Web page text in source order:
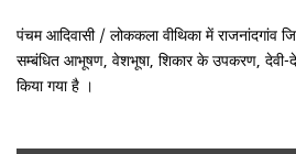
पंचम आदिवासी / लोककला वीथिका में राजनांदगांव
सम्बंधित आभूषण, वेशभूषा, शिकार के उपकरण, देवी-
किया गया है ।